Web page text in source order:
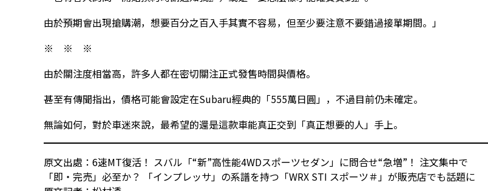
由於預期會出現搶購潮，想要百分之百入手其實不容易，但至少要注意不要錯過接單期間。」
※ ※ ※
由於關注度相當高，許多人都在密切關注正式發售時間與價格。
甚至有傳聞指出，價格可能會設定在Subaru經典的「555萬日圓」，不過目前仍未確定。
無論如何，對於車迷來說，最希望的還是這款車能真正交到「真正想要的人」手上。
原文出處：6速MT復活！ スバル「“新”高性能4WDスポーツセダン」に問合せ“急増”！ 注文集中で
「即・完売」必至か？ 「インプレッサ」の系譜を持つ「WRX STI スポーツ＃」が販売店でも話題に